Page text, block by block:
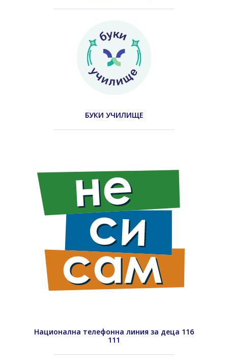
БУКИ УЧИЛИЩЕ
Национална телефонна линия за деца 116
111